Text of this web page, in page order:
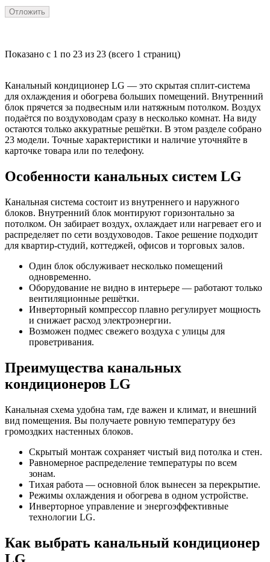
Отложить
Показано с 1 по 23 из 23 (всего 1 страниц)
Канальный кондиционер LG — это скрытая сплит-система
для охлаждения и обогрева больших помещений. Внутренний
блок прячется за подвесным или натяжным потолком. Воздух
подаётся по воздуховодам сразу в несколько комнат. На виду
остаются только аккуратные решётки. В этом разделе собрано
23 модели. Точные характеристики и наличие уточняйте в
карточке товара или по телефону.
Особенности канальных систем LG
Канальная система состоит из внутреннего и наружного
блоков. Внутренний блок монтируют горизонтально за
потолком. Он забирает воздух, охлаждает или нагревает его и
распределяет по сети воздуховодов. Такое решение подходит
для квартир-студий, коттеджей, офисов и торговых залов.
Один блок обслуживает несколько помещений
одновременно.
Оборудование не видно в интерьере — работают только
вентиляционные решётки.
Инверторный компрессор плавно регулирует мощность
и снижает расход электроэнергии.
Возможен подмес свежего воздуха с улицы для
проветривания.
Преимущества канальных
кондиционеров LG
Канальная схема удобна там, где важен и климат, и внешний
вид помещения. Вы получаете ровную температуру без
громоздких настенных блоков.
Скрытый монтаж сохраняет чистый вид потолка и стен.
Равномерное распределение температуры по всем
зонам.
Тихая работа — основной блок вынесен за перекрытие.
Режимы охлаждения и обогрева в одном устройстве.
Инверторное управление и энергоэффективные
технологии LG.
Как выбрать канальный кондиционер
LG